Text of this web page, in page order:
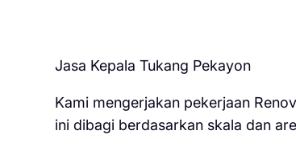
Jasa Kepala Tukang Pekayon
Kami mengerjakan pekerjaan
ini dibagi berdasarkan skala dan